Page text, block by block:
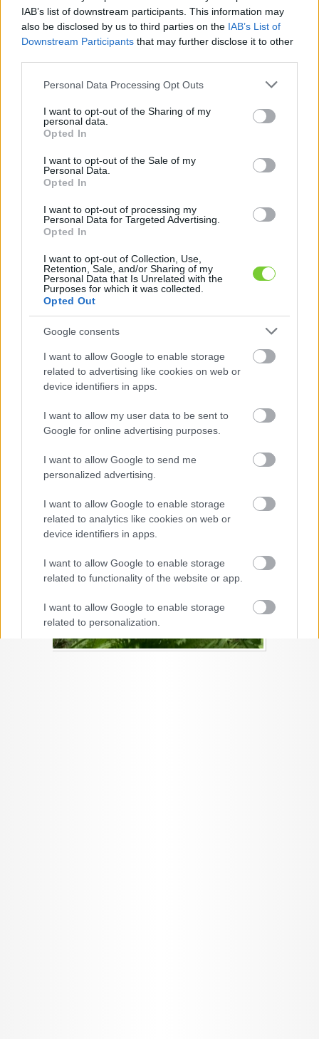
IAB’s list of downstream participants. This information may
also be disclosed by us to third parties on the IAB’s List of
Downstream Participants that may further disclose it to other
Please note that this website/app uses one or more Google
not limited to your visit or usage behaviour. You may click to
grant or deny consent to Google and its third-party tags to
use your data for below specified purposes in below Google
consent section.
Personal Data Processing Opt Outs
I want to opt-out of the Sharing of my
personal data.
Opted In
I want to opt-out of the Sale of my
Personal Data.
Opted In
I want to opt-out of processing my
Personal Data for Targeted Advertising.
Opted In
I want to opt-out of Collection, Use,
Retention, Sale, and/or Sharing of my
Personal Data that Is Unrelated with the
Purposes for which it was collected.
Opted Out
Google consents
I want to allow Google to enable storage
related to advertising like cookies on web or
device identifiers in apps.
I want to allow my user data to be sent to
Google for online advertising purposes.
I want to allow Google to send me
personalized advertising.
I want to allow Google to enable storage
related to analytics like cookies on web or
device identifiers in apps.
I want to allow Google to enable storage
related to functionality of the website or app.
I want to allow Google to enable storage
related to personalization.
I want to allow Google to enable storage
Felhasználónév
Jelszó
Elfelejtette jelszavát?
Bejelentkezés
faiskola.hu
Kertészeti, kerti termékek és szolgáltatások térképes
KERTÉSZ ÉS KERTÉSZET REGISZTRÁCIÓ
Óriás királypáfrány
(Osmunda regalis)
Óriás királypáfrány (Osmunda regalis)
Magassága: 1–1,2 m; kertekben is igen ritka; kedveli a
páfrányfaj; törpe fajtája: ’Gracilis’.